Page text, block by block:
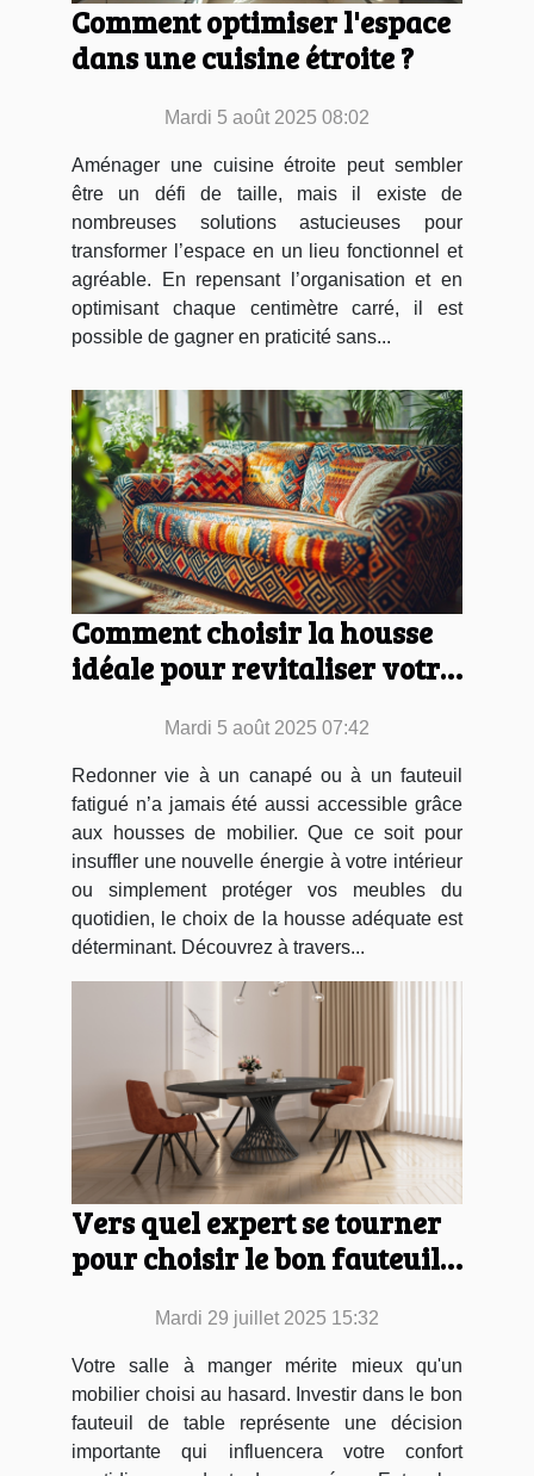
Comment optimiser l'espace
dans une cuisine étroite ?
Mardi 5 août 2025 08:02
Aménager une cuisine étroite peut sembler
être un défi de taille, mais il existe de
nombreuses solutions astucieuses pour
transformer l’espace en un lieu fonctionnel et
agréable. En repensant l’organisation et en
optimisant chaque centimètre carré, il est
possible de gagner en praticité sans...
Comment choisir la housse
idéale pour revitaliser votre
Mardi 5 août 2025 07:42
Redonner vie à un canapé ou à un fauteuil
fatigué n’a jamais été aussi accessible grâce
aux housses de mobilier. Que ce soit pour
insuffler une nouvelle énergie à votre intérieur
ou simplement protéger vos meubles du
quotidien, le choix de la housse adéquate est
déterminant. Découvrez à travers...
Vers quel expert se tourner
pour choisir le bon fauteuil
Mardi 29 juillet 2025 15:32
Votre salle à manger mérite mieux qu'un
mobilier choisi au hasard. Investir dans le bon
fauteuil de table représente une décision
importante qui influencera votre confort